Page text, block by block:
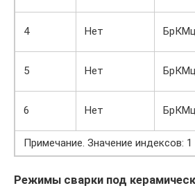
4 Нет
5 Нет
6 Нет
Примечание. Значение индексов:
Режимы сварки под